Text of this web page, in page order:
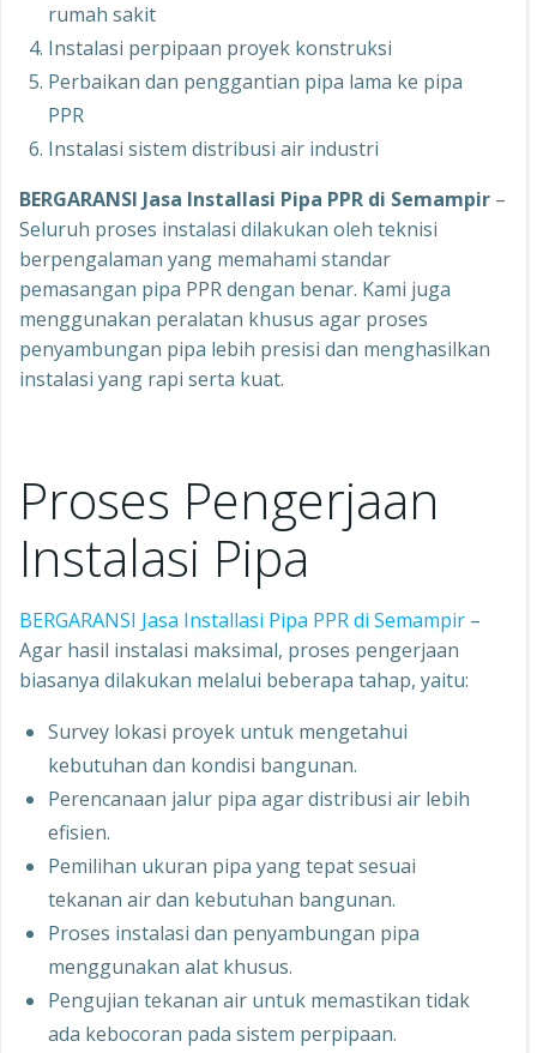
rumah sakit
Instalasi perpipaan proyek konstruksi
Perbaikan dan penggantian pipa lama ke pipa
PPR
Instalasi sistem distribusi air industri
BERGARANSI Jasa Installasi Pipa PPR di Semampir –
Seluruh proses instalasi dilakukan oleh teknisi
berpengalaman yang memahami standar
pemasangan pipa PPR dengan benar. Kami juga
menggunakan peralatan khusus agar proses
penyambungan pipa lebih presisi dan menghasilkan
instalasi yang rapi serta kuat.
Proses Pengerjaan
Instalasi Pipa
BERGARANSI Jasa Installasi Pipa PPR di Semampir –
Agar hasil instalasi maksimal, proses pengerjaan
biasanya dilakukan melalui beberapa tahap, yaitu:
Survey lokasi proyek untuk mengetahui
kebutuhan dan kondisi bangunan.
Perencanaan jalur pipa agar distribusi air lebih
efisien.
Pemilihan ukuran pipa yang tepat sesuai
tekanan air dan kebutuhan bangunan.
Proses instalasi dan penyambungan pipa
menggunakan alat khusus.
Pengujian tekanan air untuk memastikan tidak
ada kebocoran pada sistem perpipaan.